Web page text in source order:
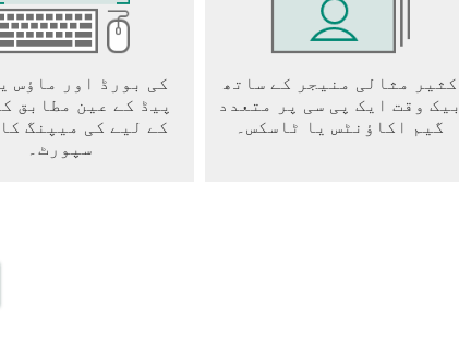
کی بورڈ اور ماؤس
پیڈ کے عین مطابق
کے لیے کی میپنگ
سپورٹ۔
کثیر مثالی منیجر کے ساتھ
بیک وقت ایک پی سی پر متعدد
گیم اکاؤنٹس یا ٹاسکس۔